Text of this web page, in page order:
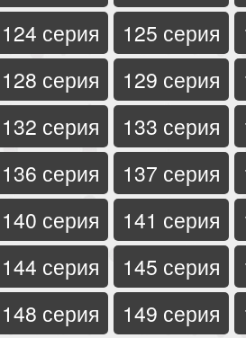
124 серия 125 серия
128 серия 129 серия
132 серия 133 серия
136 серия 137 серия
140 серия 141 серия
144 серия 145 серия
148 серия 149 серия